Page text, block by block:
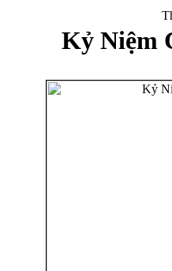
Kỷ Niệm